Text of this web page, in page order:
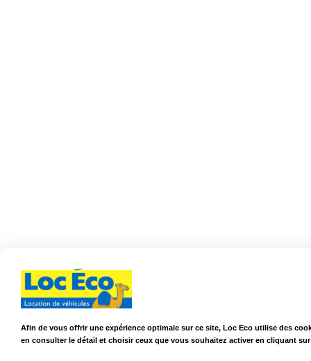
Afin de vous offrir une expérience optimale sur ce site, Loc Eco utilise des
en consulter le détail et choisir ceux que vous souhaitez activer en cliquant